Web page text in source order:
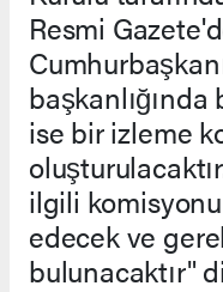
Resmi
ise bir izleme
ilgili
edecek ve
bulunacaktır"